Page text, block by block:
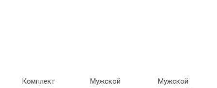
Комплект
Мужской
Мужской